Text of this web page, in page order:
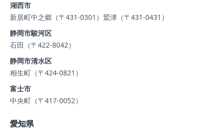
湖西市
新居町中之郷（〒431-0301） 鷲津（〒431-0431）
静岡市駿河区
石田（〒422-8042）
静岡市清水区
相生町（〒424-0821）
富士市
中央町（〒417-0052）
愛知県